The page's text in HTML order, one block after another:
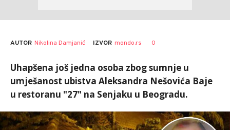
AUTOR Nikolina Damjanić IZVOR mondo.rs 0
Uhapšena još jedna osoba zbog sumnje u
umješanost ubistva Aleksandra Nešovića Baje
u restoranu "27" na Senjaku u Beogradu.